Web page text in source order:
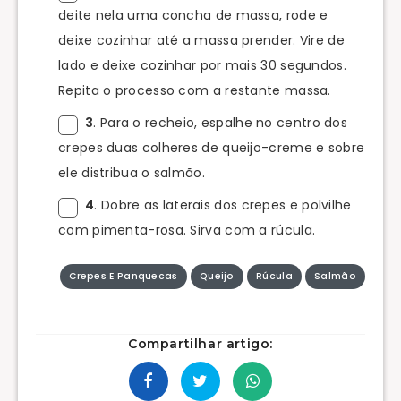
deite nela uma concha de massa, rode e
deixe cozinhar até a massa prender. Vire de
lado e deixe cozinhar por mais 30 segundos.
Repita o processo com a restante massa.
3. Para o recheio, espalhe no centro dos
crepes duas colheres de queijo-creme e sobre
ele distribua o salmão.
4. Dobre as laterais dos crepes e polvilhe
com pimenta-rosa. Sirva com a rúcula.
Crepes E Panquecas Queijo Rúcula Salmão
Compartilhar artigo: